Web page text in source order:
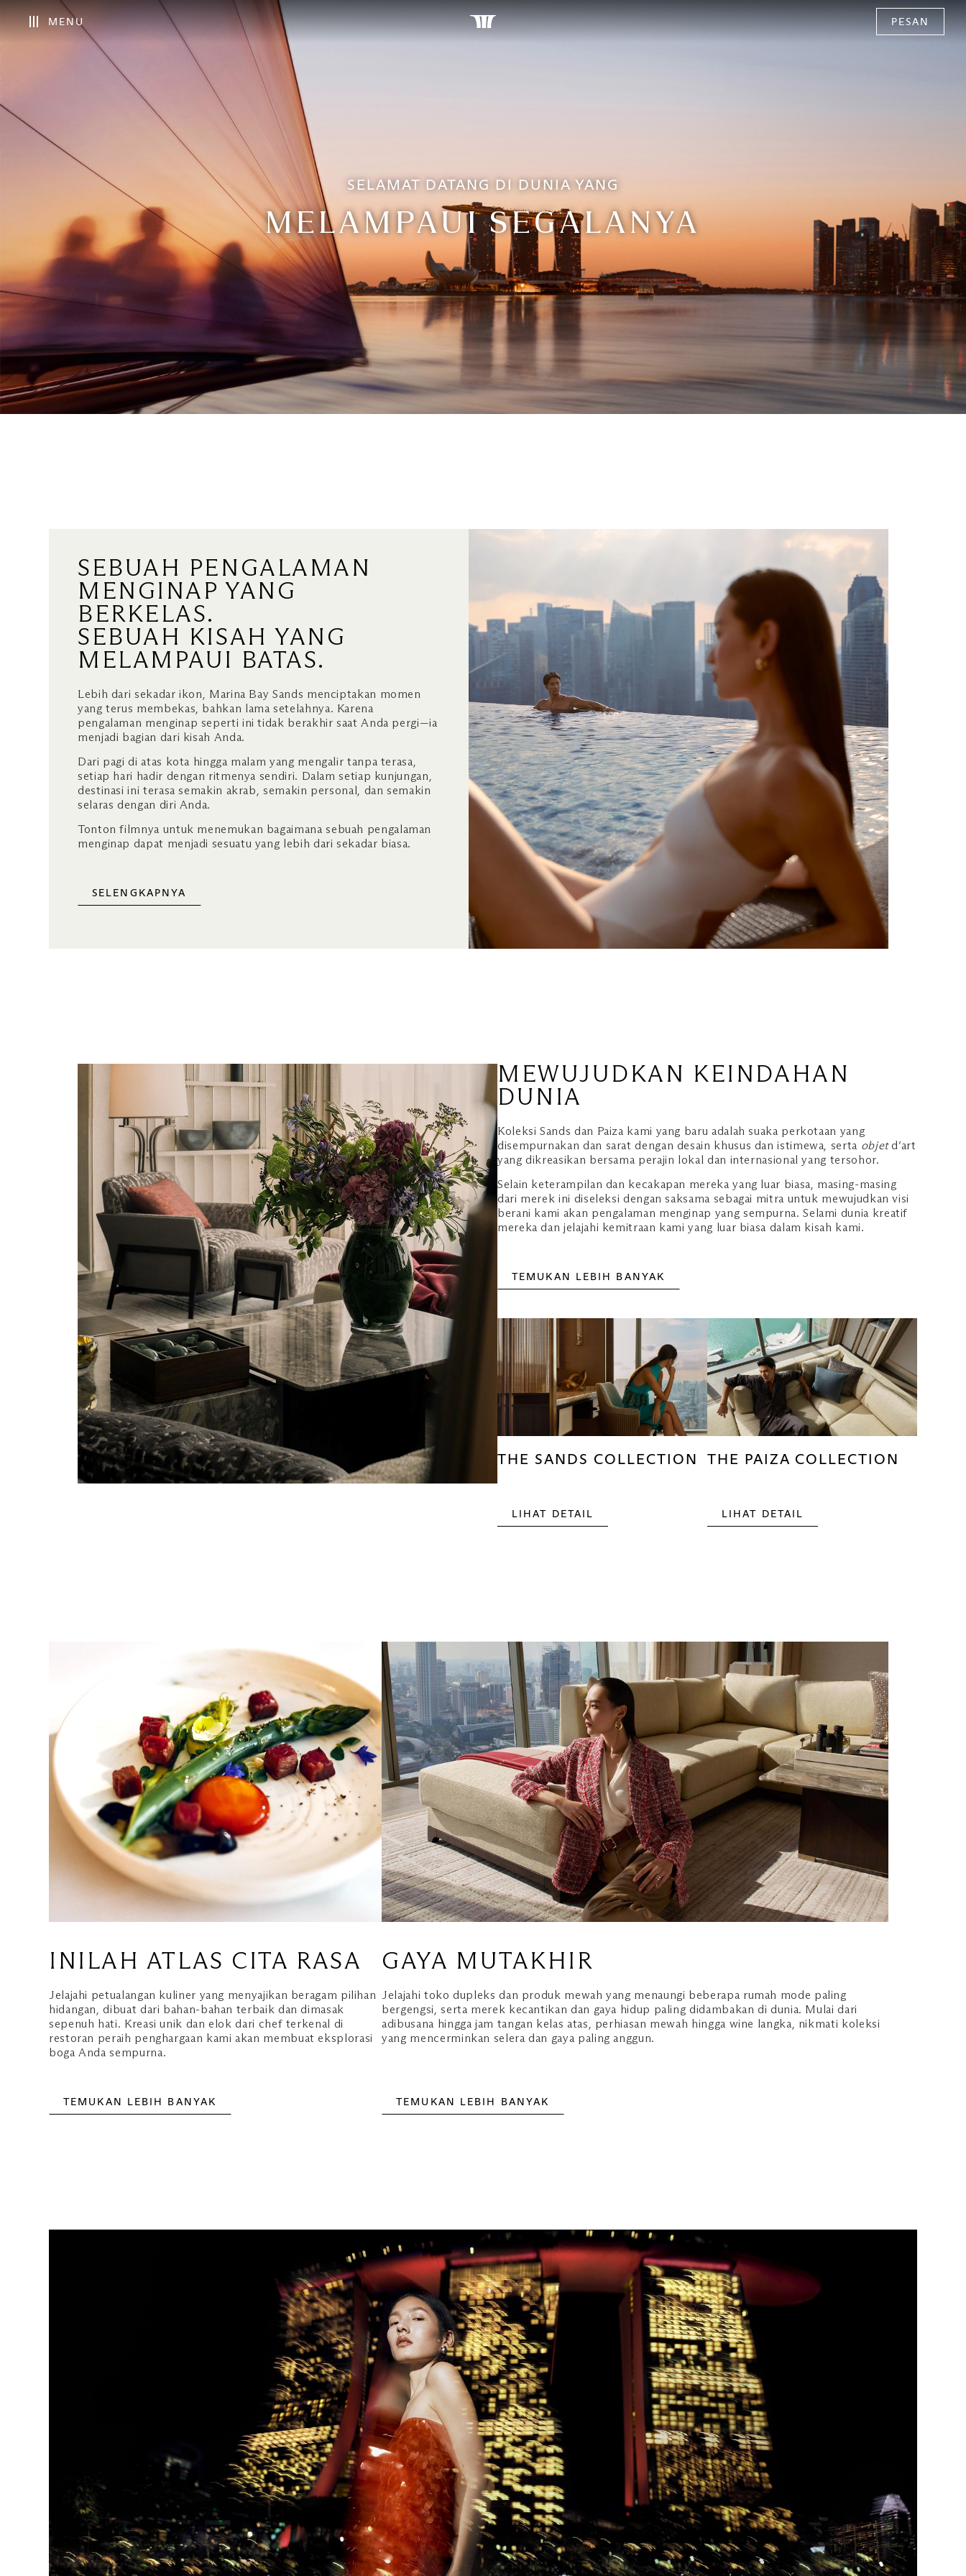
MENU PESAN
SELAMAT DATANG DI DUNIA YANG
MELAMPAUI SEGALANYA
SEBUAH PENGALAMAN
MENGINAP YANG
BERKELAS.
SEBUAH KISAH YANG
MELAMPAUI BATAS.
Lebih dari sekadar ikon, Marina Bay Sands menciptakan momen
yang terus membekas, bahkan lama setelahnya. Karena
pengalaman menginap seperti ini tidak berakhir saat Anda pergi—ia
menjadi bagian dari kisah Anda.
Dari pagi di atas kota hingga malam yang mengalir tanpa terasa,
setiap hari hadir dengan ritmenya sendiri. Dalam setiap kunjungan,
destinasi ini terasa semakin akrab, semakin personal, dan semakin
selaras dengan diri Anda.
Tonton filmnya untuk menemukan bagaimana sebuah pengalaman
menginap dapat menjadi sesuatu yang lebih dari sekadar biasa.
SELENGKAPNYA
MEWUJUDKAN KEINDAHAN
DUNIA
Koleksi Sands dan Paiza kami yang baru adalah suaka perkotaan yang
disempurnakan dan sarat dengan desain khusus dan istimewa, serta objetd’art
yang dikreasikan bersama perajin lokal dan internasional yang tersohor.
Selain keterampilan dan kecakapan mereka yang luar biasa, masing-masing
dari merek ini diseleksi dengan saksama sebagai mitra untuk mewujudkan visi
berani kami akan pengalaman menginap yang sempurna. Selami dunia kreatif
mereka dan jelajahi kemitraan kami yang luar biasa dalam kisah kami.
TEMUKAN LEBIH BANYAK
THE SANDS COLLECTION
LIHAT DETAIL
THE PAIZA COLLECTION
LIHAT DETAIL
INILAH ATLAS CITA RASA
Jelajahi petualangan kuliner yang menyajikan beragam pilihan
hidangan, dibuat dari bahan-bahan terbaik dan dimasak
sepenuh hati. Kreasi unik dan elok dari chef terkenal di
restoran peraih penghargaan kami akan membuat eksplorasi
boga Anda sempurna.
TEMUKAN LEBIH BANYAK
GAYA MUTAKHIR
Jelajahi toko dupleks dan produk mewah yang menaungi beberapa rumah mode paling
bergengsi, serta merek kecantikan dan gaya hidup paling didambakan di dunia. Mulai dari
adibusana hingga jam tangan kelas atas, perhiasan mewah hingga wine langka, nikmati koleksi
yang mencerminkan selera dan gaya paling anggun.
TEMUKAN LEBIH BANYAK